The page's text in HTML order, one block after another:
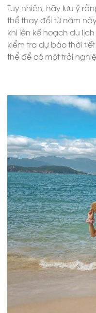
Tuy nhiên, hãy lưu ý
thể thay đổi từ năm
khi lên kế hoạch du
kiểm tra dự báo thời
thể để có một trải